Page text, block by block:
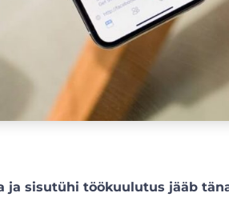
ja sisutühi töökuulutus jääb